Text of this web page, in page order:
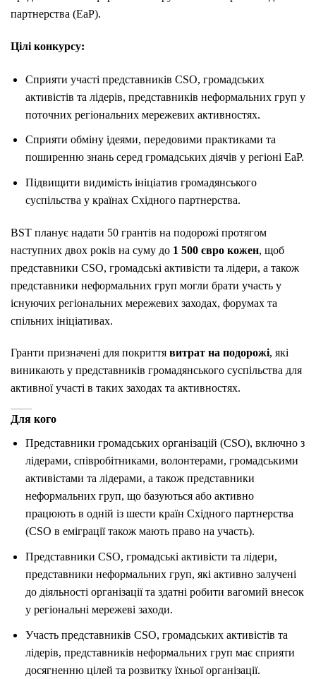
партнерства (EaP).
Цілі конкурсу:
Сприяти участі представників CSO, громадських
активістів та лідерів, представників неформальних груп у
поточних регіональних мережевих активностях.
Сприяти обміну ідеями, передовими практиками та
поширенню знань серед громадських діячів у регіоні EaP.
Підвищити видимість ініціатив громадянського
суспільства у країнах Східного партнерства.
BST планує надати 50 грантів на подорожі протягом
наступних двох років на суму до 1 500 євро кожен, щоб
представники CSO, громадські активісти та лідери, а також
представники неформальних груп могли брати участь у
існуючих регіональних мережевих заходах, форумах та
спільних ініціативах.
Гранти призначені для покриття витрат на подорожі, які
виникають у представників громадянського суспільства для
активної участі в таких заходах та активностях.
Для кого
Представники громадських організацій (CSO), включно з
лідерами, співробітниками, волонтерами, громадськими
активістами та лідерами, а також представники
неформальних груп, що базуються або активно
працюють в одній із шести країн Східного партнерства
(CSO в еміграції також мають право на участь).
Представники CSO, громадські активісти та лідери,
представники неформальних груп, які активно залучені
до діяльності організації та здатні робити вагомий внесок
у регіональні мережеві заходи.
Участь представників CSO, громадських активістів та
лідерів, представників неформальних груп має сприяти
досягненню цілей та розвитку їхньої організації.